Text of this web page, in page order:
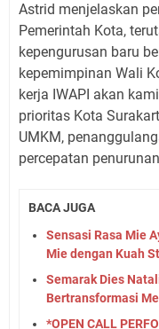
Astrid menjelaskan
Pemerintah Kota,
kepengurusan baru
kepemimpinan Wali
kerja IWAPI akan
prioritas Kota
UMKM,
percepatan
BACA JUGA
Sensasi Rasa Mie
Mie dengan Kuah
Semarak Dies
Bertransformasi
*OPEN CALL